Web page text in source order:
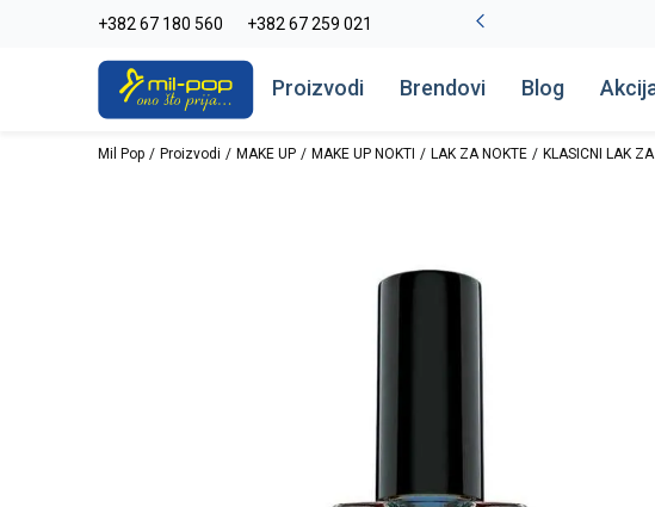
+382 67 180 560 +382 67 259 021
-20% na kompletan asortiman Pogledaj više
Proizvodi Brendovi Blog
Mil Pop Proizvodi MAKE UP MAKE UP NOKTI LAK ZA NOKTE KLASICNI LAK